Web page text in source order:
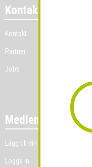
Kontakt
Kontakt
Partner
Jobb
Medlemmar
Lägg till din grossistverksamhet
Logga in